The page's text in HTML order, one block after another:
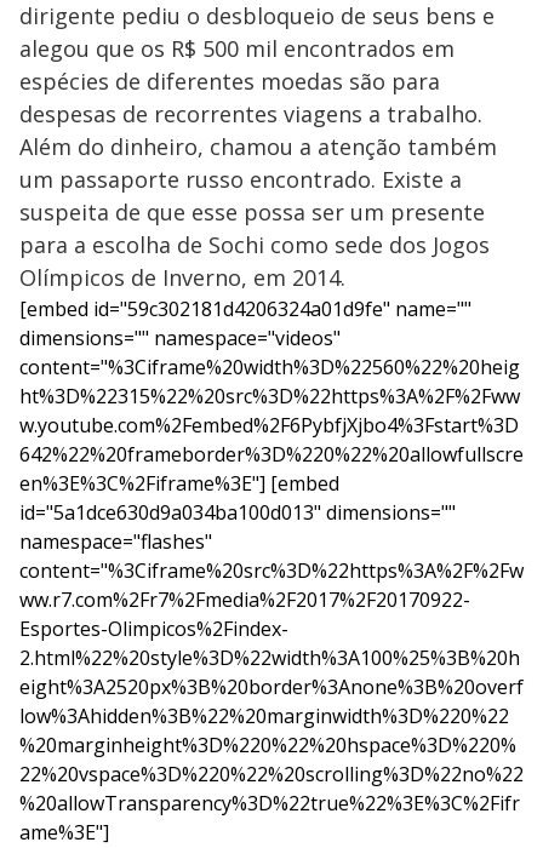
dirigente pediu o desbloqueio de seus bens e
alegou que os R$ 500 mil encontrados em
espécies de diferentes moedas são para
despesas de recorrentes viagens a trabalho.
Além do dinheiro, chamou a atenção também
um passaporte russo encontrado. Existe a
suspeita de que esse possa ser um presente
para a escolha de Sochi como sede dos Jogos
Olímpicos de Inverno, em 2014.
[embed id="59c302181d4206324a01d9fe" name=""
dimensions="" namespace="videos"
content="%3Ciframe%20width%3D%22560%22%20heig
ht%3D%22315%22%20src%3D%22https%3A%2F%2Fww
w.youtube.com%2Fembed%2F6PybfjXjbo4%3Fstart%3D
642%22%20frameborder%3D%220%22%20allowfullscre
en%3E%3C%2Fiframe%3E"] [embed
id="5a1dce630d9a034ba100d013" dimensions=""
namespace="flashes"
content="%3Ciframe%20src%3D%22https%3A%2F%2Fw
ww.r7.com%2Fr7%2Fmedia%2F2017%2F20170922-
Esportes-Olimpicos%2Findex-
2.html%22%20style%3D%22width%3A100%25%3B%20h
eight%3A2520px%3B%20border%3Anone%3B%20overf
low%3Ahidden%3B%22%20marginwidth%3D%220%22
%20marginheight%3D%220%22%20hspace%3D%220%
22%20vspace%3D%220%22%20scrolling%3D%22no%22
%20allowTransparency%3D%22true%22%3E%3C%2Fifr
ame%3E"]